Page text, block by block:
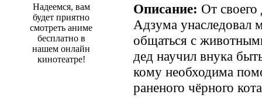
Надеемся, вам
будет приятно
смотреть аниме
бесплатно в
нашем онлайн
кинотеатре!
Описание: От
Адзума унаследовал
общаться с
дед научил внука
кому необходима
раненого чёрного